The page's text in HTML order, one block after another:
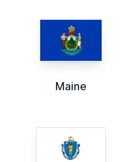
Maine